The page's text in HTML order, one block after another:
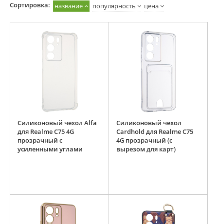
Cортировка: название популярность цена
Силиконовый чехол Alfa
для Realme C75 4G
прозрачный с
усиленными углами
Силиконовый чехол
Cardhold для Realme C75
4G прозрачный (с
вырезом для карт)